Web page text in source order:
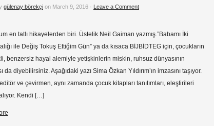
gülenay börekçi on March 9, 2016 · Leave a Comment
en tatlı hikayelerden biri. Üstelik Neil Gaiman yazmış.”Babamı İki
ile Değiş Tokuş Ettiğim Gün” ya da kısaca BİJBİDTEG için, çocukların
benzersiz hayal alemiyle yetişkinlerin miskin, ruhsuz dünyasının
da diyebilirsiniz. Aşağıdaki yazı Sima Özkan Yıldırım’ın imzasını taşıyor.
ve çevirmen, aynı zamanda çocuk kitapları tanıtımları, eleştirileri
Kendi […]